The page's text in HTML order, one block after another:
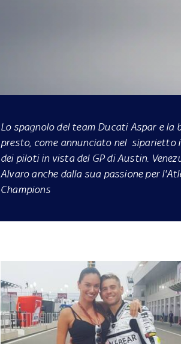
Lo spagnolo del team Ducati Aspar e
presto, come annunciato nel siparietto
dei piloti in vista del GP di Austin.
Alvaro anche dalla sua passione per
Champions